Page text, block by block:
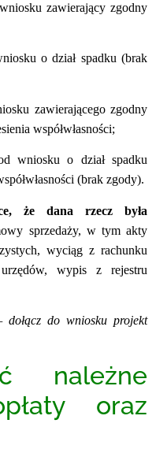
zawierający zgodny
o dział spadku (brak
zawierającego zgodny
współwłasności;
wniosku o dział spadku
(brak zgody).
że dana rzecz była
sprzedaży, w tym akty
wyciąg z rachunku
wypis z rejestru
do wniosku projekt
należne
oraz